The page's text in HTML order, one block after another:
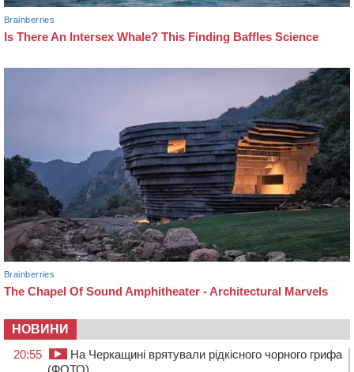
НОВИНИ
20:55
На Черкащині врятували рідкісного чорного грифа
(ФОТО)